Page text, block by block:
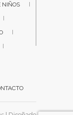
NIÑOS